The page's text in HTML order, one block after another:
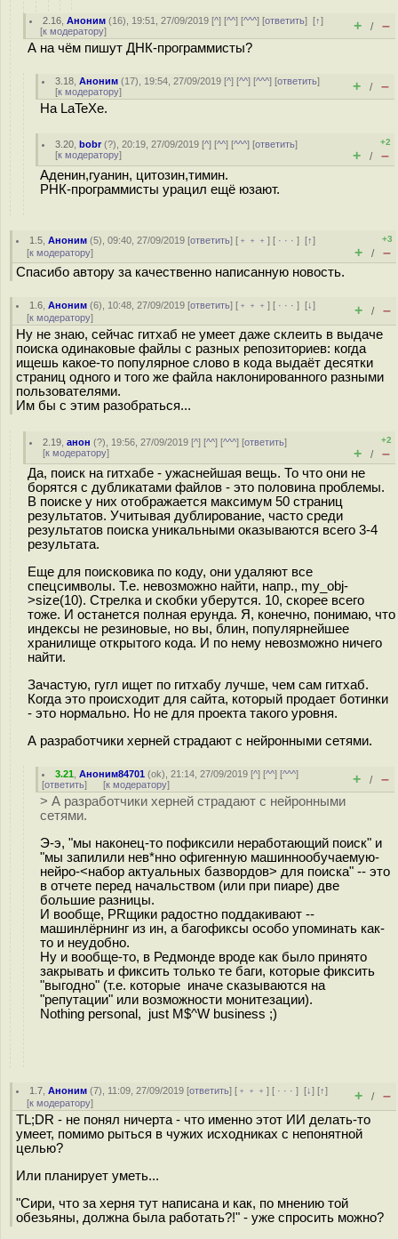
2.16 ,Аноним (16), 19:51, 27/09/2019 [^] [^^] [^^^] [ответить][↑]
[к модератору] + / –
А на чём пишут ДНК-программисты?
3.18 ,Аноним (17), 19:54, 27/09/2019 [^] [^^] [^^^] [ответить]
[к модератору] + / –
На LaTeXе.
3.20 ,bobr(?), 20:19, 27/09/2019 [^] [^^] [^^^] [ответить]
[к модератору]
+2
+ / –
Аденин,гуанин, цитозин,тимин.
РНК-программисты урацил ещё юзают.
1.5 ,Аноним (5), 09:40, 27/09/2019 [ответить] [ ﹢﹢﹢] [ · · ·][↑]
[к модератору]
+3
+ / –
Спасибо автору за качественно написанную новость.
1.6 ,Аноним (6), 10:48, 27/09/2019 [ответить] [ ﹢﹢﹢] [ · · ·][↓]
[к модератору] + / –
Ну не знаю, сейчас гитхаб не умеет даже склеить в выдаче
поиска одинаковые файлы с разных репозиториев: когда
ищешь какое-то популярное слово в кода выдаёт десятки
страниц одного и того же файла наклонированного разными
пользователями.
Им бы с этим разобраться...
2.19 ,анон (?), 19:56, 27/09/2019 [^] [^^] [^^^] [ответить]
[к модератору]
+2
+ / –
Да, поиск на гитхабе - ужаснейшая вещь. То что они не
борятся с дубликатами файлов - это половина проблемы.
В поиске у них отображается максимум 50 страниц
результатов. Учитывая дублирование, часто среди
результатов поиска уникальными оказываются всего 3-4
результата.
Еще для поисковика по коду, они удаляют все
спецсимволы. Т.е. невозможно найти, напр., my_obj-
>size(10). Стрелка и скобки уберутся. 10, скорее всего
тоже. И останется полная ерунда. Я, конечно, понимаю, что
индексы не резиновые, но вы, блин, популярнейшее
хранилище открытого кода. И по нему невозможно ничего
найти.
Зачастую, гугл ищет по гитхабу лучше, чем сам гитхаб.
Когда это происходит для сайта, который продает ботинки
- это нормально. Но не для проекта такого уровня.
А разработчики херней страдают с нейронными сетями.
3.21 ,Аноним84701 (ok), 21:14, 27/09/2019 [^] [^^] [^^^]
[ответить] [к модератору] + / –
> А разработчики херней страдают с нейронными
сетями.
Э-э, "мы наконец-то пофиксили неработающий поиск" и
"мы запилили нев*нно офигенную машиннообучаемую-
нейро-<набор актуальных базвордов> для поиска" -- это
в отчете перед начальством (или при пиаре) две
большие разницы.
И вообще, PRщики радостно поддакивают --
машинлёрнинг из ин, а багофиксы особо упоминать как-
то и неудобно.
Ну и вообще-то, в Редмонде вроде как было принято
закрывать и фиксить только те баги, которые фиксить
"выгодно" (т.е. которые иначе сказываются на
"репутации" или возможности монитезации).
Nothing personal, just М$^W business ;)
1.7 ,Аноним (7), 11:09, 27/09/2019 [ответить] [ ﹢﹢﹢] [ · · ·][↓] [↑]
[к модератору] + / –
TL;DR - не понял ничерта - что именно этот ИИ делать-то
умеет, помимо рыться в чужих исходниках с непонятной
целью?
Или планирует уметь...
"Сири, что за херня тут написана и как, по мнению той
обезьяны, должна была работать?!" - уже спросить можно?